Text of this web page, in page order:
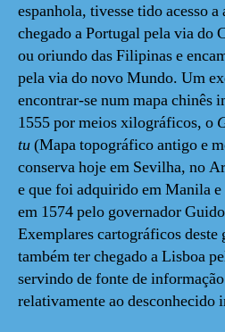
espanhola, tivesse tido acesso
chegado a Portugal pela via do
ou oriundo das Filipinas e
pela via do novo Mundo. Um
encontrar-se num mapa chinês
1555 por meios xilográficos, o
tu(Mapa topográfico antigo e
conserva hoje em Sevilha, no
e que foi adquirido em Manila e
em 1574 pelo governador
Exemplares cartográficos deste
também ter chegado a Lisboa
servindo de fonte de
relativamente ao desconhecido